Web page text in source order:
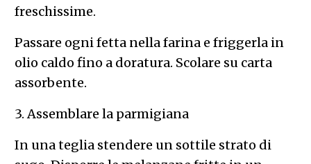
freschissime.
Passare ogni fetta nella farina e friggerla in
olio caldo fino a doratura. Scolare su carta
assorbente.
3. Assemblare la parmigiana
In una teglia stendere un sottile strato di